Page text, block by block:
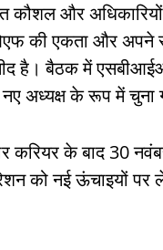
कौशल और
की एकता और अपने
है। बैठक में
अध्यक्ष के रूप में चुना
करियर के बाद 30
को नई ऊंचाइयों